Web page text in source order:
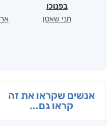
בפנוכו
חני שאטן
אנשים שקראו את זה
קראו גם...